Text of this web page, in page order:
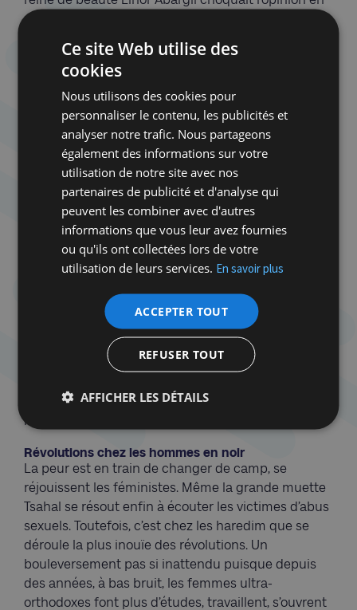
révélant avoir été violée. Aujourd’hui, les
journaux : harcèlement sexuel à l’école, violences
gynécologiques, crimes d’honneur (qui restent un
tabou chez les Arabes israéliens), #MeToo politique,
médiatique et religieux.
Entre stupeur et indignation, les Israéliens voient
leurs célébrités tomber. Ce furent d’abord les
journalistes Dan Margalit, Gabi Kazit et le puissant
président de la chaîne Keshet Alex Gilady. Tous
évincés de leur poste. En novembre, Moshe Ivgy,
inoubliable acteur dansLes Patriotesd’Eric
Rochant ouMunichde Steven Spielberg a été
condamné à 11 mois de prison pour agressions
autre idole tombait : Shimon Peres, dépeint cinq
ans après sa mort en harceleur par trois femmes,
dont la diplomate Colette Avital. Un #MeToo
qui soulève la question de l’indispensable
accusés. 80% des plaintes sont abandonnées en
Israël, souvent faute de preuve.
Révolutions chez les hommes en noir
La peur est en train de changer de camp, se
réjouissent les féministes. Même la grande muette
Tsahal se résout enfin à écouter les victimes d’abus
sexuels. Toutefois, c’est chez les haredim que se
déroule la plus inouïe des révolutions. Un
bouleversement pas si inattendu puisque depuis
des années, à bas bruit, les femmes ultra-
orthodoxes font plus d’études, travaillent, s’ouvrent
Ce site Web utilise des
cookies
Nous utilisons des cookies pour
personnaliser le contenu, les publicités et
analyser notre trafic. Nous partageons
également des informations sur votre
utilisation de notre site avec nos
partenaires de publicité et d'analyse qui
peuvent les combiner avec d'autres
informations que vous leur avez fournies
ou qu'ils ont collectées lors de votre
utilisation de leurs services. En savoir plus
ACCEPTER TOUT
REFUSER TOUT
AFFICHER LES DÉTAILS